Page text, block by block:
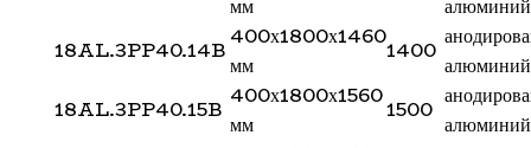
мм
алюминий
18AL.3PP40.14B 400х1800х1460
мм
1400
алюминий
18AL.3PP40.15B 400х1800х1560
мм
1500
алюминий